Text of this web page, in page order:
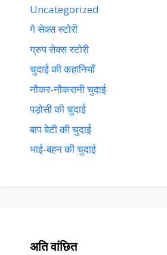
Uncategorized
गे सेक्स स्टोरी
ग्रुप सेक्स स्टोरी
चुदाई की कहानियाँ
नौकर-नौकरानी चुदाई
पड़ोसी की चुदाई
बाप बेटी की चुदाई
भाई-बहन की चुदाई
अति वांछित